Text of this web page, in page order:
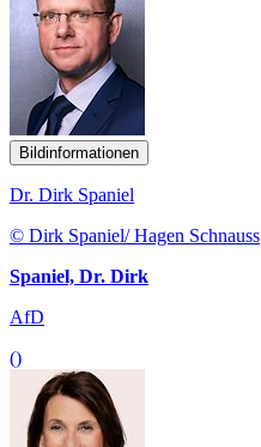
Bildinformationen
Dr. Dirk Spaniel
© Dirk Spaniel/ Hagen Schnauss
Spaniel, Dr. Dirk
AfD
()